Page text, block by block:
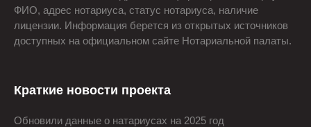
ФИО, адрес нотариуса, статус нотариуса, наличие
лицензии. Информация берется из открытых источников
доступных на официальном сайте Нотариальной палаты.
Краткие новости проекта
Обновили данные о натариусах на 2025 год